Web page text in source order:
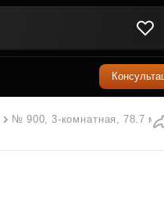
№ 900, 3-комнатная, 78.7 м²